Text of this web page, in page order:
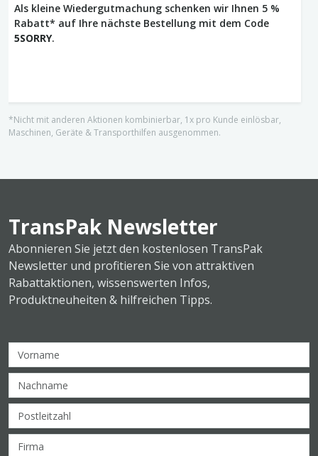
Als kleine Wiedergutmachung schenken wir Ihnen 5 %
Rabatt* auf Ihre nächste Bestellung mit dem Code
5SORRY.
*Nicht mit anderen Aktionen kombinierbar, 1x pro Kunde einlösbar,
Maschinen, Geräte & Transporthilfen ausgenommen.
TransPak Newsletter
Abonnieren Sie jetzt den kostenlosen TransPak
Newsletter und profitieren Sie von attraktiven
Rabattaktionen, wissenswerten Infos,
Produktneuheiten & hilfreichen Tipps.